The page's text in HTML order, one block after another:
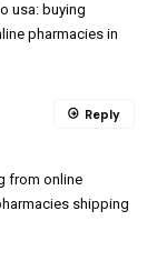
usa: buying
pharmacies in
from online
shipping
Reply